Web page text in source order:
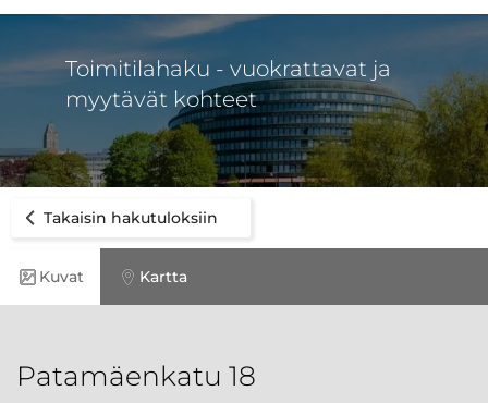
Toimitilahaku - vuokrattavat ja
myytävät kohteet
Takaisin hakutuloksiin
Kuvat Kartta
Patamäenkatu 18